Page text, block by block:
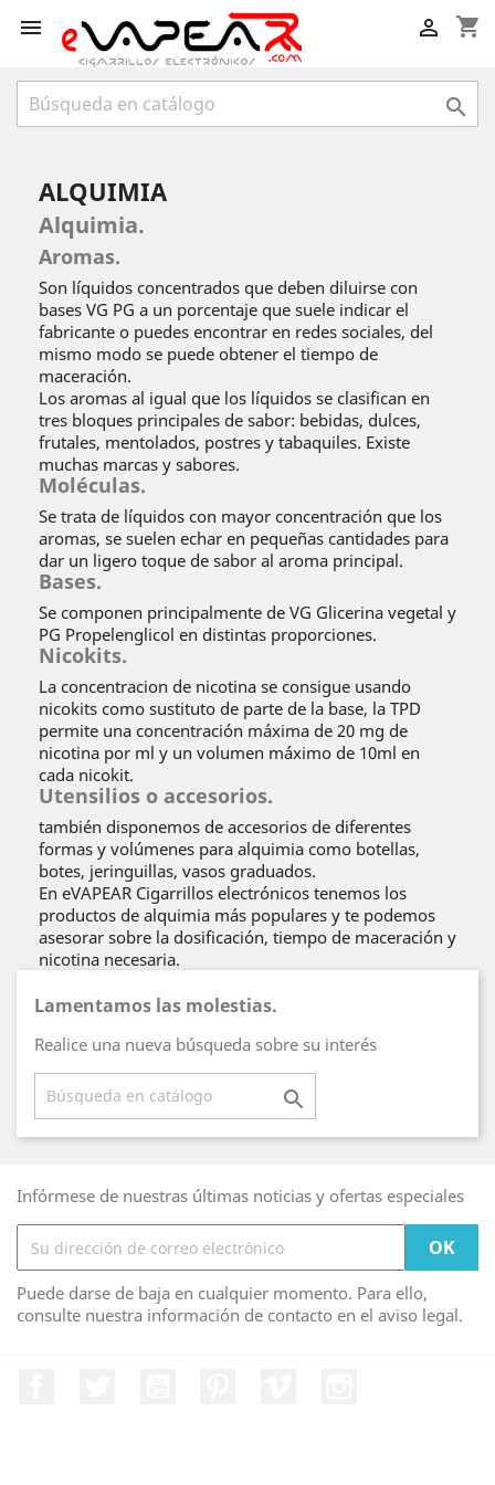
 shopping_cart


ALQUIMIA
Alquimia.
Aromas.
Son líquidos concentrados que deben diluirse con
bases VG PG a un porcentaje que suele indicar el
fabricante o puedes encontrar en redes sociales, del
mismo modo se puede obtener el tiempo de
maceración.
Los aromas al igual que los líquidos se clasifican en
tres bloques principales de sabor: bebidas, dulces,
frutales, mentolados, postres y tabaquiles. Existe
muchas marcas y sabores.
Moléculas.
Se trata de líquidos con mayor concentración que los
aromas, se suelen echar en pequeñas cantidades para
dar un ligero toque de sabor al aroma principal.
Bases.
Se componen principalmente de VG Glicerina vegetal y
PG Propelenglicol en distintas proporciones.
Nicokits.
La concentracion de nicotina se consigue usando
nicokits como sustituto de parte de la base, la TPD
permite una concentración máxima de 20 mg de
nicotina por ml y un volumen máximo de 10ml en
cada nicokit.
Utensilios o accesorios.
también disponemos de accesorios de diferentes
formas y volúmenes para alquimia como botellas,
botes, jeringuillas, vasos graduados.
En eVAPEAR Cigarrillos electrónicos tenemos los
productos de alquimia más populares y te podemos
asesorar sobre la dosificación, tiempo de maceración y
nicotina necesaria.
Lamentamos las molestias.
Realice una nueva búsqueda sobre su interés

Infórmese de nuestras últimas noticias y ofertas especiales
Puede darse de baja en cualquier momento. Para ello,
consulte nuestra información de contacto en el aviso legal.